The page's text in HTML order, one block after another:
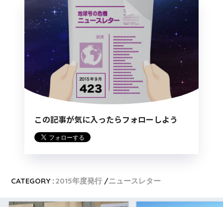
この記事が気に入ったらフォローしよう
CATEGORY : 2015年度発行 ニュースレター